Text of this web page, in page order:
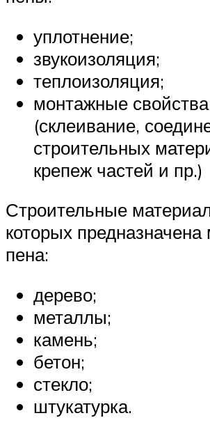
уплотнение;
звукоизоляция;
теплоизоляция;
монтажные свойства
(склеивание,
строительных
крепеж частей и пр.)
Строительные
которых
пена:
дерево;
металлы;
камень;
бетон;
стекло;
штукатурка.